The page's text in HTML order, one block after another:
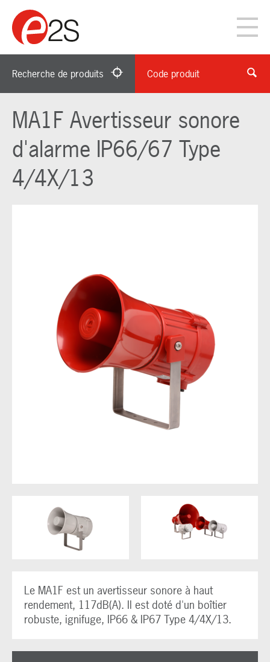
Recherche de produits Code produit
MA1F Avertisseur sonore
d'alarme IP66/67 Type
4/4X/13
Le MA1F est un avertisseur sonore à haut
rendement, 117dB(A). Il est doté d'un boîtier
robuste, ignifuge, IP66 & IP67 Type 4/4X/13.